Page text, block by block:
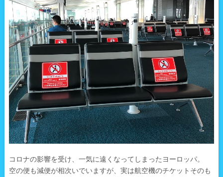
コロナの影響を受け、一気に遠くなってしまったヨーロッパ。
空の便も減便が相次いでいますが、実は航空機のチケットそのも